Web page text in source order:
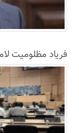
فریاد مظلومیت
رسید